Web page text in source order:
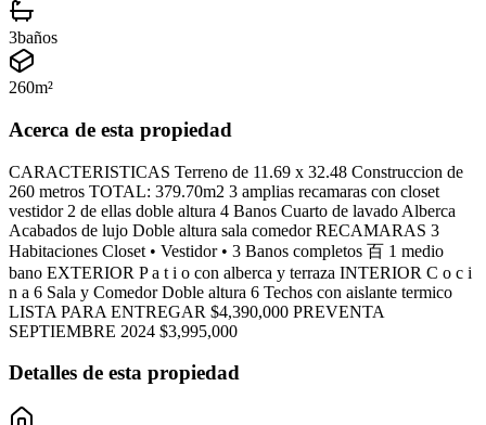
3baños
260m²
Acerca de esta propiedad
CARACTERISTICAS Terreno de 11.69 x 32.48 Construccion de
260 metros TOTAL: 379.70m2 3 amplias recamaras con closet
vestidor 2 de ellas doble altura 4 Banos Cuarto de lavado Alberca
Acabados de lujo Doble altura sala comedor RECAMARAS 3
Habitaciones Closet • Vestidor • 3 Banos completos 百 1 medio
bano EXTERIOR P a t i o con alberca y terraza INTERIOR C o c i
n a 6 Sala y Comedor Doble altura 6 Techos con aislante termico
LISTA PARA ENTREGAR $4,390,000 PREVENTA
SEPTIEMBRE 2024 $3,995,000
Detalles de esta propiedad